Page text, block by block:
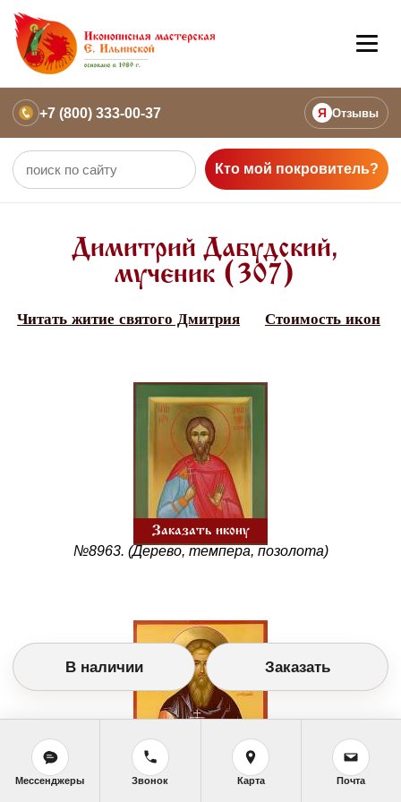
+7 (800) 333-00-37 Я Отзывы
Кто мой покровитель?
Димитрий Дабудский,
мученик (307)
Читать житие святого Дмитрия Стоимость икон
Заказать икону
№8963. (Дерево, темпера, позолота)
Заказать икону
В наличии Заказать
Мессенджеры Звонок Карта Почта